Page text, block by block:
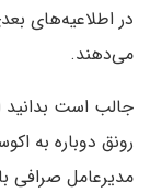
در اطلاعیه‌های
می‌دهند.
مدیرعامل صرافی